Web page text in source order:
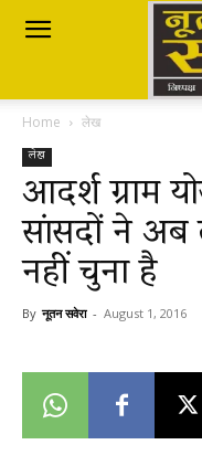
Nutan
Savera
नूतन
सवेरा
Home लेख
लेख
आदर्श ग्राम
सांसदों ने अब
नहीं चुना है
By नूतन सवेरा - August 1, 2016